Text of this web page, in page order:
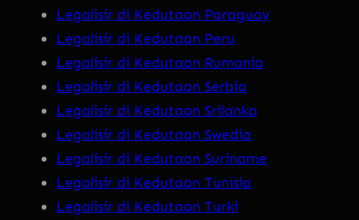
Legalisir di Kedutaan Paraguay
Legalisir di Kedutaan Peru
Legalisir di Kedutaan Rumania
Legalisir di Kedutaan Serbia
Legalisir di Kedutaan Srilanka
Legalisir di Kedutaan Swedia
Legalisir di Kedutaan Suriname
Legalisir di Kedutaan Tunisia
Legalisir di Kedutaan Turki